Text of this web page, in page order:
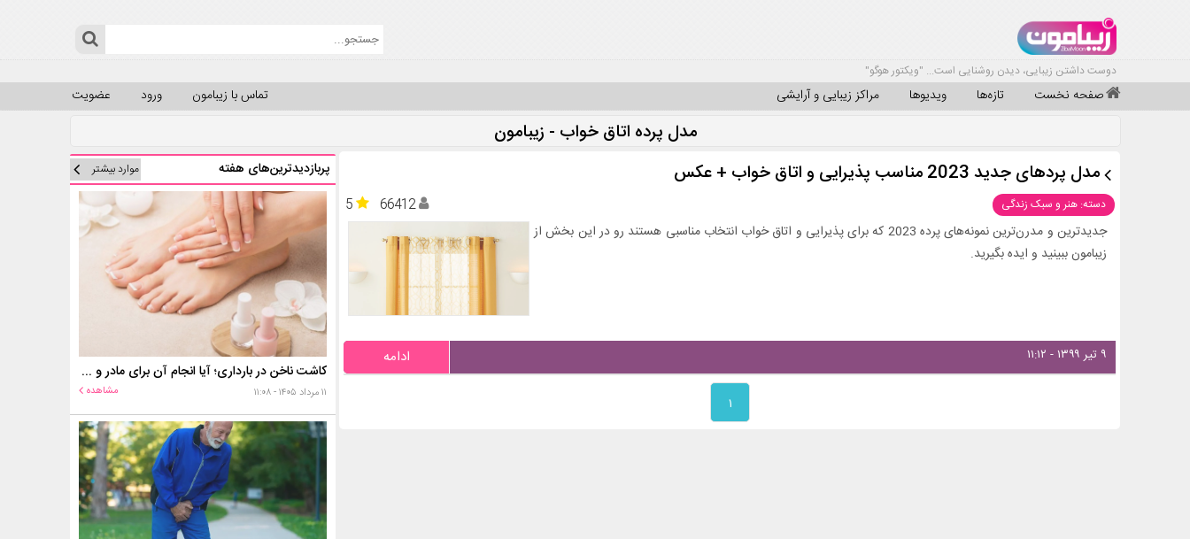
دوست داشتن زیبایی، دیدن روشنایی است... "ویکتور هوگو"
صفحه نخست تازه‌ها ویدیوها مراکز زیبایی و آرایشی عضویت ورود تماس با زیبامون
مدل پرده اتاق خواب - زیبامون
مدل پردهای جدید 2023 مناسب پذیرایی و اتاق خواب + عکس
دسته: هنر و سبک زندگی 5
66412
جدیدترین و مدرن‌ترین نمونه‌های پرده 2023 که برای پذیرایی و اتاق خواب انتخاب مناسبی هستند رو در این بخش از
زیبامون ببینید و ایده بگیرید.
۹ تیر ۱۳۹۹ - ۱۱:۱۲ ادامه
۱
پربازدیدترین‌های هفته موارد بیشتر
کاشت ناخن در بارداری؛ آیا انجام آن برای مادر و جنین خطر دارد؟
۱۱ مرداد ۱۴۰۵ - ۱۱:۰۸ مشاهده